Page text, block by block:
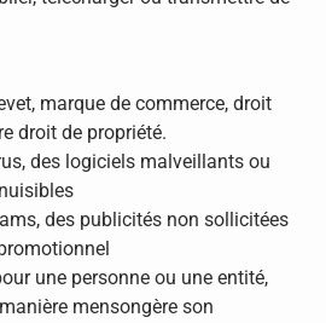
marque de commerce, droit
droit de propriété.
des logiciels malveillants ou
des publicités non sollicitées
une personne ou une entité,
mensongère son